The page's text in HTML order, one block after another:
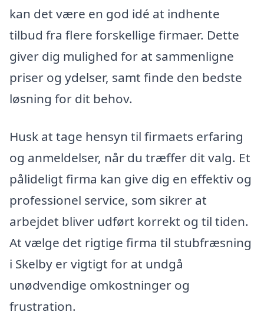
kan det være en god idé at indhente
tilbud fra flere forskellige firmaer. Dette
giver dig mulighed for at sammenligne
priser og ydelser, samt finde den bedste
løsning for dit behov.
Husk at tage hensyn til firmaets erfaring
og anmeldelser, når du træffer dit valg. Et
pålideligt firma kan give dig en effektiv og
professionel service, som sikrer at
arbejdet bliver udført korrekt og til tiden.
At vælge det rigtige firma til stubfræsning
i Skelby er vigtigt for at undgå
unødvendige omkostninger og
frustration.